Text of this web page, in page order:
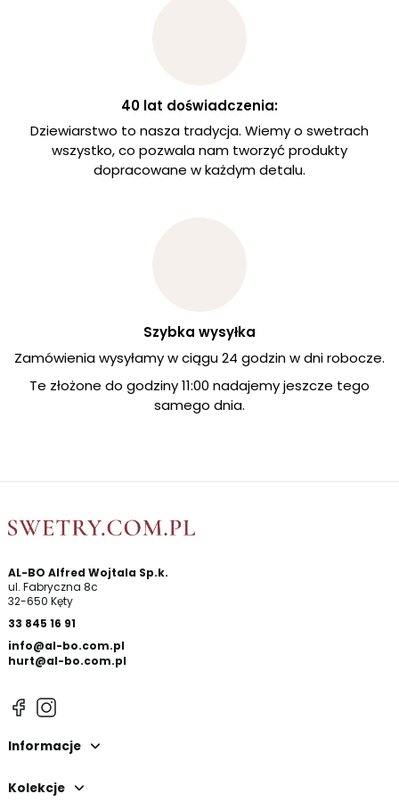
40 lat doświadczenia:
Dziewiarstwo to nasza tradycja. Wiemy o swetrach
wszystko, co pozwala nam tworzyć produkty
dopracowane w każdym detalu.
Szybka wysyłka
Zamówienia wysyłamy w ciągu 24 godzin w dni robocze.
Te złożone do godziny 11:00 nadajemy jeszcze tego
samego dnia.
AL-BO Alfred Wojtala Sp.k.
ul. Fabryczna 8c
32-650 Kęty
33 845 16 91
info@al-bo.com.pl
hurt@al-bo.com.pl
Informacje
Kolekcje